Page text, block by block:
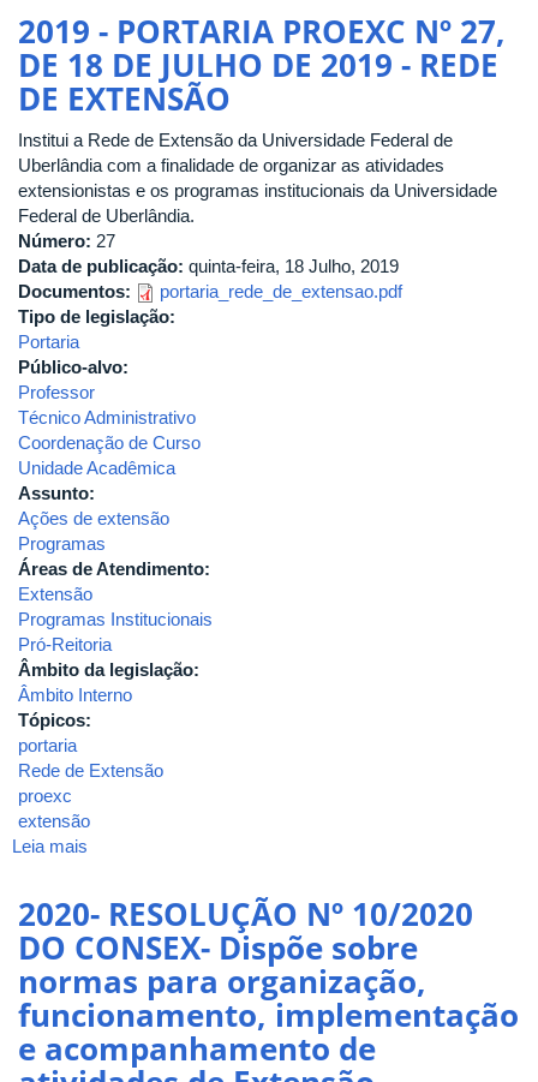
2019 - PORTARIA PROEXC Nº 27,
DE 18 DE JULHO DE 2019 - REDE
DE EXTENSÃO
Institui a Rede de Extensão da Universidade Federal de
Uberlândia com a finalidade de organizar as atividades
extensionistas e os programas institucionais da Universidade
Federal de Uberlândia.
Número: 27
Data de publicação: quinta-feira, 18 Julho, 2019
Documentos:
portaria_rede_de_extensao.pdf
Tipo de legislação:
Portaria
Público-alvo:
Professor
Técnico Administrativo
Coordenação de Curso
Unidade Acadêmica
Assunto:
Ações de extensão
Programas
Áreas de Atendimento:
Extensão
Programas Institucionais
Pró-Reitoria
Âmbito da legislação:
Âmbito Interno
Tópicos:
portaria
Rede de Extensão
proexc
extensão
Leia mais
PORTARIA
PROEXC
Nº
27,
DE
18
DE
2020- RESOLUÇÃO Nº 10/2020
DO CONSEX- Dispõe sobre
normas para organização,
funcionamento, implementação
e acompanhamento de